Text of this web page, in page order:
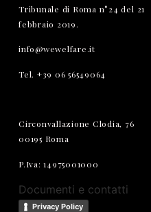
Tribunale di Roma n°24 del 21
febbraio 2019.
info@wewelfare.it
Tel. +39 06 56549064
Circonvallazione Clodia, 76
00195 Roma
P.Iva: 14975001000
Documenti e contatti
Privacy Policy